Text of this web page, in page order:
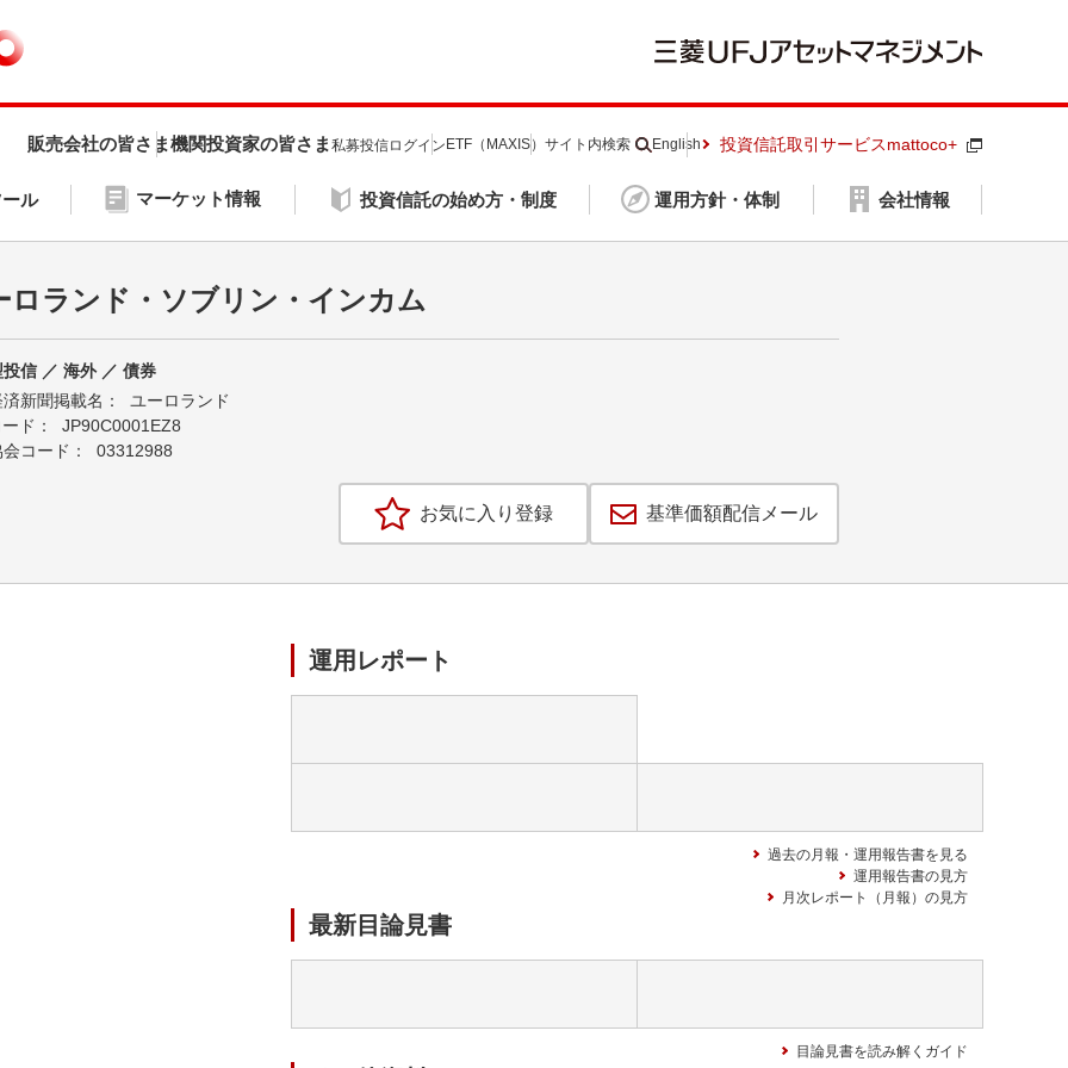
ル マーケット情報 投資信託の始め方・制度 運用方針・体制 会社情報
販売会社の皆さま機関投資家の皆さま 私募投信ログイン ETF（MAXIS） サイト内検索 English 投資信託取引サービスmattoco+
ロランド・ソブリン・インカム
信 ／ 海外 ／ 債券
新聞掲載名：
ユーロランド
ド：
JP90C0001EZ8
コード：
03312988
お気に入り登録 基準価額配信メール
運用レポート
過去の月報・運用報告書を見る
運用報告書の見方
月次レポート（月報）の見方
最新目論見書
目論見書を読み解くガイド